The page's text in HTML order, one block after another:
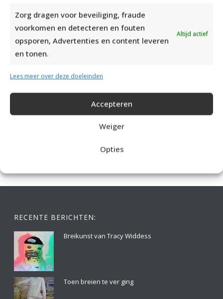
Zorg dragen voor beveiliging, fraude
voorkomen en detecteren en fouten
opsporen, Advertenties en content leveren
en tonen.
Altijd actief
Lees meer over deze doeleinden
Accepteren
Weiger
Opties
IDEALE CAPUCHONTRUI BREIEN VOOR THUIS OP DE BANK
RECENTE BERICHTEN:
Breikunst van Tracy Widdess
Toen breien te ver ging